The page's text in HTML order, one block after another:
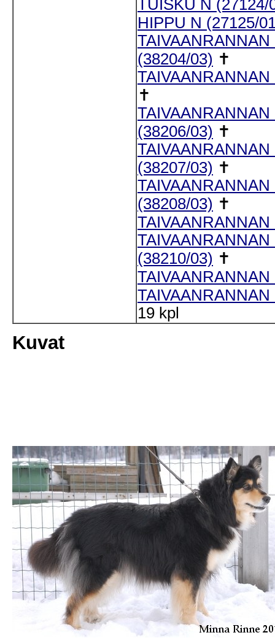
TUISKU N (27124/
HIPPU N (27125/
(38204/03) ✝
✝
(38206/03) ✝
(38207/03) ✝
(38208/03) ✝
(38210/03) ✝
19 kpl
Kuvat